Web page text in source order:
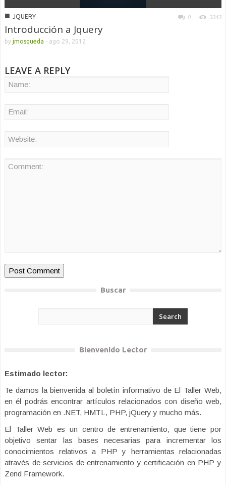
■ JQUERY 0 3343
Introducción a Jquery
by jmosqueda - ago 29, 2012
LEAVE A REPLY
Buscar
Bienvenido Lector
Estimado lector:
Te damos la bienvenida al boletín informativo de El Taller Web,
en él podrás encontrar artículos relacionados con diseño web,
programación en .NET, HMTL, PHP, jQuery y mucho más.
El Taller Web es un centro de entrenamiento, que tiene por
objetivo sentar las bases necesarias para incrementar los
conocimientos relativos a PHP y herramientas relacionadas
através de servicios de entrenamiento y certificación en PHP y
Zend Framework.